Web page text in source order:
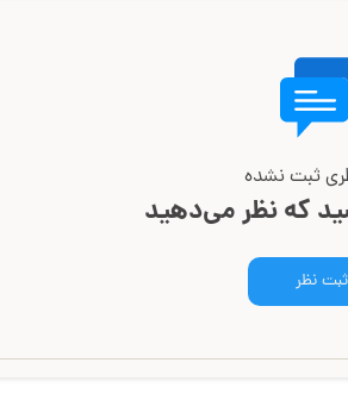
ثبت نشده
که نظر می‌دهید
ثبت نظر